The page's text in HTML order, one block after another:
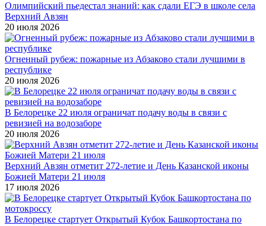
Олимпийский пьедестал знаний: как сдали ЕГЭ в школе села
Верхний Авзян
20 июля 2026
Огненный рубеж: пожарные из Абзаково стали лучшими в
республике
20 июля 2026
В Белорецке 22 июля ограничат подачу воды в связи с
ревизией на водозаборе
20 июля 2026
Верхний Авзян отметит 272-летие и День Казанской иконы
Божией Матери 21 июля
17 июля 2026
В Белорецке стартует Открытый Кубок Башкортостана по